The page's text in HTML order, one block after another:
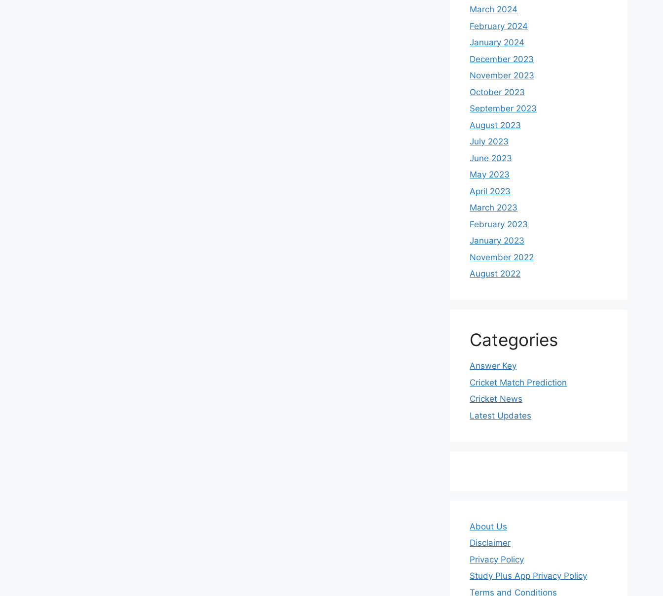
March 2024
February 2024
January 2024
December 2023
November 2023
October 2023
September 2023
August 2023
July 2023
June 2023
May 2023
April 2023
March 2023
February 2023
January 2023
November 2022
August 2022
Categories
Answer Key
Cricket Match Prediction
Cricket News
Latest Updates
About Us
Disclaimer
Privacy Policy
Study Plus App Privacy Policy
Terms and Conditions